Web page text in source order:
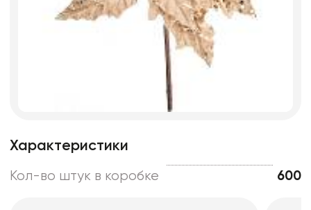
Характеристики
Кол-во штук в коробке 600